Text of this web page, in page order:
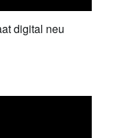
digital neu